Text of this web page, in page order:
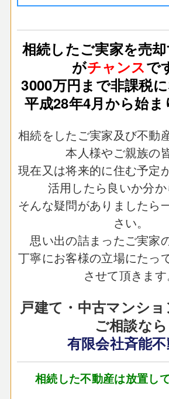
相続したご実家を売
がチャンスで
3000万円まで非課税
平成28年4月から始ま
相続をしたご実家及び不動
本人様やご親族の
現在又は将来的に住む予定
活用したら良いか分か
そんな疑問がありましたら
さい。
思い出の詰まったご実家
丁寧にお客様の立場にたっ
させて頂きます
戸建て・中古マンシ
ご相談なら
有限会社斉能
相続した不動産は放置し